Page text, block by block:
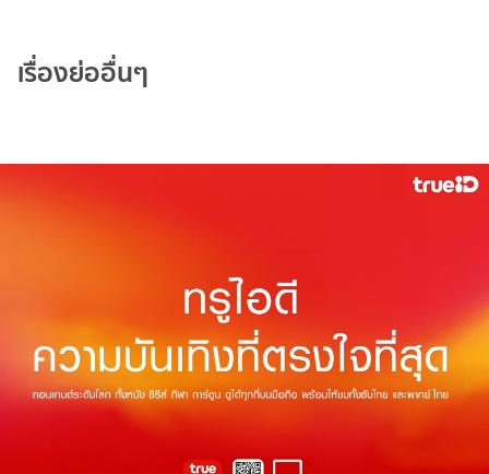
เรื่องย่ออื่นๆ